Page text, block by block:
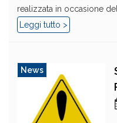
realizzata in occasione
Leggi tutto >
News